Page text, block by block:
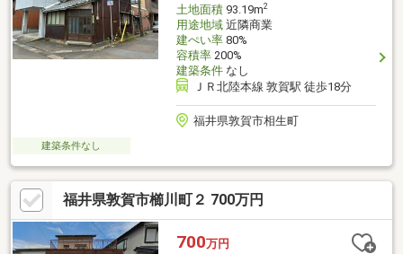
土地面積93.19m2
用途地域近隣商業
建ぺい率80%
容積率200%
建築条件なし
ＪＲ北陸本線 敦賀駅 徒歩18分
福井県敦賀市相生町
建築条件なし
福井県敦賀市櫛川町２ 700万円
700万円